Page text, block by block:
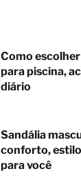
Como
para piscina,
diário
Sandália
conforto,
para você